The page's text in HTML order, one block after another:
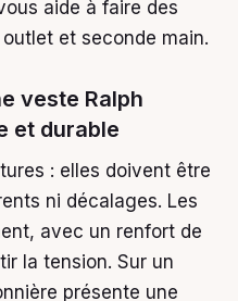
aide à faire des
et seconde main.
veste Ralph
et durable
: elles doivent être
ni décalages. Les
avec un renfort de
la tension. Sur un
présente une